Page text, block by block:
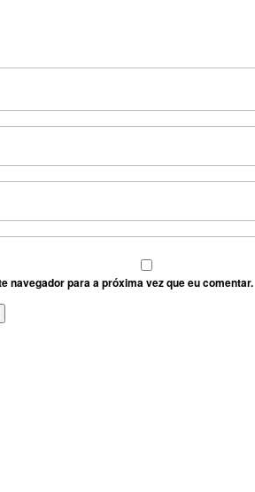
navegador para a próxima vez que eu comentar.